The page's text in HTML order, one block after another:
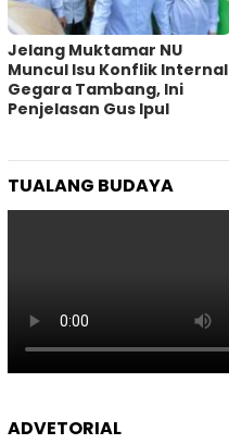
Jelang Muktamar NU
Muncul Isu Konflik Internal
Gegara Tambang, Ini
Penjelasan Gus Ipul
TUALANG BUDAYA
ADVETORIAL